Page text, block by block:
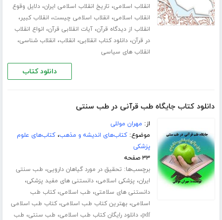
انقلاب اسلامی، تاریخ انقلاب اسلامی ایران،دلایل وقوع
انقلاب اسلامی، انقلاب اسلامی چیست، انقلاب کبیر،
انقلاب از دیدگاه قرآن،آیات انقلابی قرآن، انواع انقلاب
در قرآن،دانلود کتاب انقلابی، انقلاب، انقلاب شناسی،
انقلاب های سیاسی
دانلود کتاب
دانلود کتاب جایگاه طب قرآنی در طب سنتی
از: مهران موللی
موضوع:کتاب‌های اندیشه و مذهب،کتاب‌های علوم
پزشکی
۳۳ صفحه
برچسب‌ها: تحقیق در مورد گیاهان دارویی، طب سنتی
ایران، پزشکی اسلامی،دانستنی های مفید پزشکی،
دانستنی های سلامتی، طب اسلامی،کتاب طب
اسلامی،بهترین کتاب طب اسلامی،کتاب طب اسلامی
pdf،دانلود رایگان کتاب طب اسلامی، طب سنتی، طب